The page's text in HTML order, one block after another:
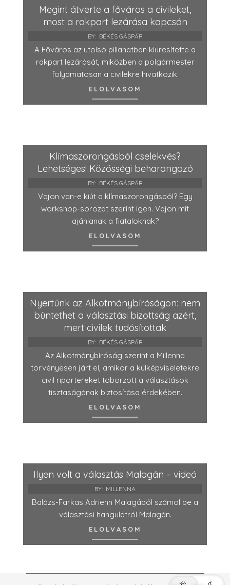
Megint átverte a főváros a civileket,
most a rakpart lezárása kapcsán
BY: BÉKÉS GÁSPÁR
A Főváros az utolsó pillanatban kiüresítette a
rakpart lezárását, miközben a polgármester
folyamatosan a civilekre hivatkozik.
ELOLVASOM
Klímaszorongásból cselekvés?
Lehetséges! Közösségi beharangozó
BY: BÉKÉS GÁSPÁR
Vajon van-e kiút a klímaszorongásból? Egy
workshop-sorozat szerint igen. Vajon mit
ajánlanak a fiataloknak?
ELOLVASOM
Nyertünk az Alkotmánybíróságon: nem
büntethet a választási bizottság azért,
mert civilek tudósítottak
BY: BÉKÉS GÁSPÁR
Az Alkotmánybíróság szerint a Millenna
törvényesen járt el, amikor a külképviseletekre
civil riportereket toborzott a választások
tisztaságának biztosítása érdekében.
ELOLVASOM
Ilyen volt a választás Malagán – videó
BY: MILLENNA
Balázs-Farkas Adrienn Malagából számol be a
választási hangulatról Malagán.
ELOLVASOM